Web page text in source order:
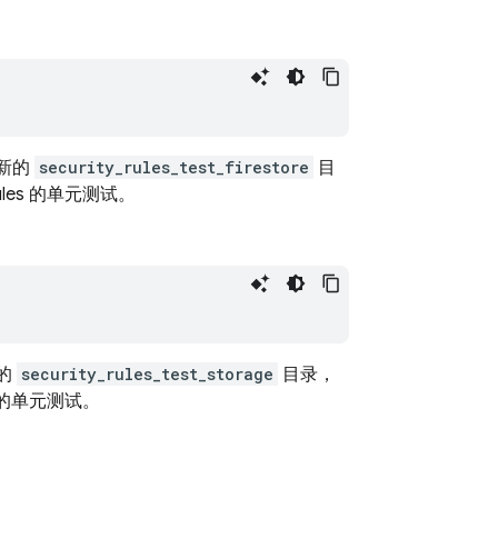
的 security_rules_test_firestore
目
的单元测试。
security_rules_test_storage
目录，
单元测试。